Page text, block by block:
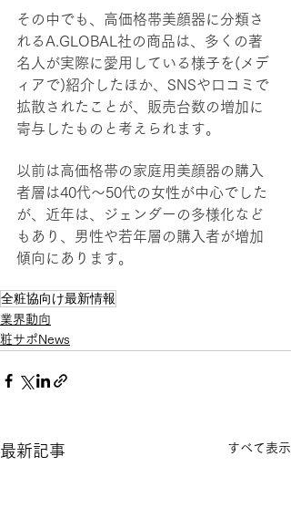
その中でも、高価格帯美顔器に分類さ
れるA.GLOBAL社の商品は、多くの著
名人が実際に愛用している様子を(メデ
ィアで)紹介したほか、SNSや口コミで
拡散されたことが、販売台数の増加に
寄与したものと考えられます。
以前は高価格帯の家庭用美顔器の購入
者層は40代〜50代の女性が中心でした
が、近年は、ジェンダーの多様化など
もあり、男性や若年層の購入者が増加
傾向にあります。
全粧協向け最新情報
業界動向
粧サポNews
最新記事 すべて表示